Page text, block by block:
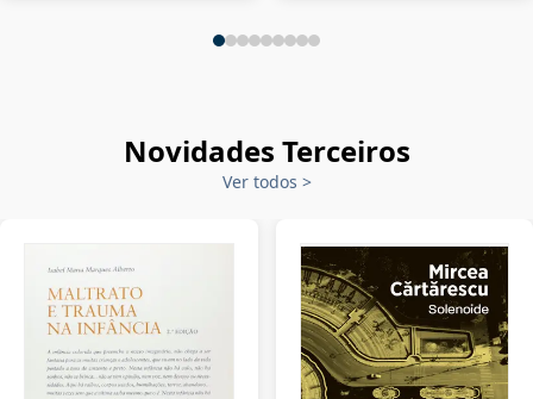
Novidades Terceiros
Ver todos >